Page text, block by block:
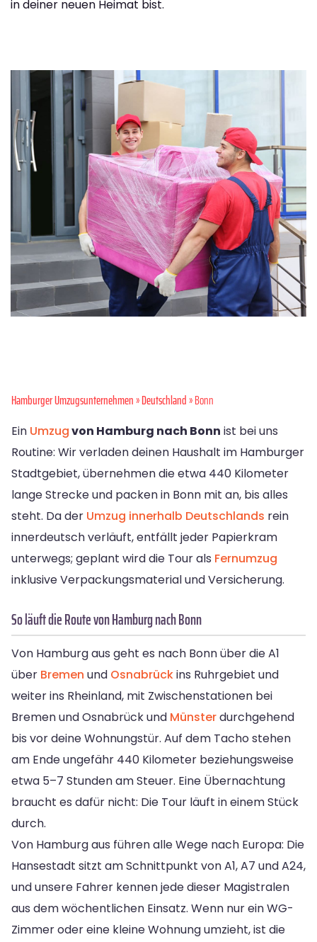
in deiner neuen Heimat bist.
Hamburger Umzugsunternehmen»Deutschland» Bonn
Ein Umzugvon Hamburg nach Bonn ist bei uns
Routine: Wir verladen deinen Haushalt im Hamburger
Stadtgebiet, übernehmen die etwa 440 Kilometer
lange Strecke und packen in Bonn mit an, bis alles
steht. Da der Umzug innerhalb Deutschlands rein
innerdeutsch verläuft, entfällt jeder Papierkram
unterwegs; geplant wird die Tour als Fernumzug
inklusive Verpackungsmaterial und Versicherung.
So läuft die Route von Hamburg nach Bonn
Von Hamburg aus geht es nach Bonn über die A1
über Bremen und Osnabrückins Ruhrgebiet und
weiter ins Rheinland, mit Zwischenstationen bei
Bremen und Osnabrück und Münsterdurchgehend
bis vor deine Wohnungstür. Auf dem Tacho stehen
am Ende ungefähr 440 Kilometer beziehungsweise
etwa 5–7 Stunden am Steuer. Eine Übernachtung
braucht es dafür nicht: Die Tour läuft in einem Stück
durch.
Von Hamburg aus führen alle Wege nach Europa: Die
Hansestadt sitzt am Schnittpunkt von A1, A7 und A24,
und unsere Fahrer kennen jede dieser Magistralen
aus dem wöchentlichen Einsatz. Wenn nur ein WG-
Zimmer oder eine kleine Wohnung umzieht, ist die